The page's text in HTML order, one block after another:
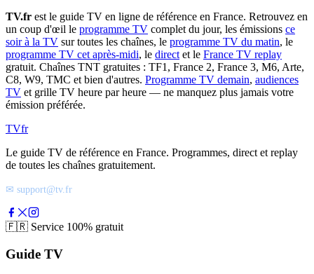
TV.fr est le guide TV en ligne de référence en France. Retrouvez en
un coup d'œil le programme TV complet du jour, les émissions ce
soir à la TV sur toutes les chaînes, le programme TV du matin, le
programme TV cet après-midi, le direct et le France TV replay
gratuit. Chaînes TNT gratuites : TF1, France 2, France 3, M6, Arte,
C8, W9, TMC et bien d'autres. Programme TV demain, audiences
TV et grille TV heure par heure — ne manquez plus jamais votre
émission préférée.
TVfr
Le guide TV de référence en France. Programmes, direct et replay
de toutes les chaînes gratuitement.
✉ support@tv.fr
🇫🇷 Service 100% gratuit
Guide TV